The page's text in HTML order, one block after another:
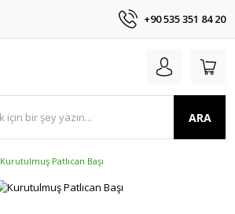
+90 535 351 84 20
ARA
Kurutulmuş Patlıcan Başı